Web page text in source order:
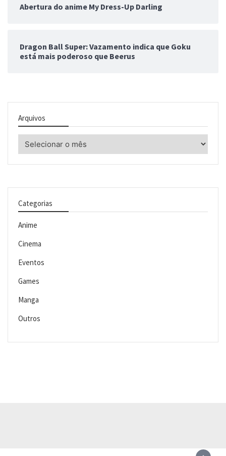
Abertura do anime My Dress-Up Darling
Dragon Ball Super: Vazamento indica que Goku
está mais poderoso que Beerus
Arquivos
Categorias
Anime
Cinema
Eventos
Games
Manga
Outros